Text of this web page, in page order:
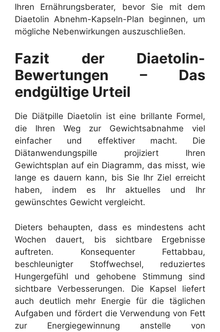
Ihren Ernährungsberater, bevor Sie mit dem
Diaetolin Abnehm-Kapseln-Plan beginnen, um
mögliche Nebenwirkungen auszuschließen.
Fazit der Diaetolin-
Bewertungen – Das
endgültige Urteil
Die Diätpille Diaetolin ist eine brillante Formel,
die Ihren Weg zur Gewichtsabnahme viel
einfacher und effektiver macht. Die
Diätanwendungspille projiziert Ihren
Gewichtsplan auf ein Diagramm, das misst, wie
lange es dauern kann, bis Sie Ihr Ziel erreicht
haben, indem es Ihr aktuelles und Ihr
gewünschtes Gewicht vergleicht.
Dieters behaupten, dass es mindestens acht
Wochen dauert, bis sichtbare Ergebnisse
auftreten. Konsequenter Fettabbau,
beschleunigter Stoffwechsel, reduziertes
Hungergefühl und gehobene Stimmung sind
sichtbare Verbesserungen. Die Kapsel liefert
auch deutlich mehr Energie für die täglichen
Aufgaben und fördert die Verwendung von Fett
zur Energiegewinnung anstelle von